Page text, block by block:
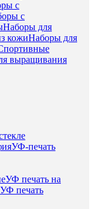
с
с
Наборы для
кожиНаборы для
выращивания
УФ-печать
УФ печать на
печать